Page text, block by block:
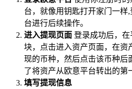
台，就像用钥匙打开家门一样
台进行后续操作。
进入提现页面 登录成功后，在
块，点击进入资产页面，在资
现的币种，然后点击该币种后
了将资产从欧意平台转出的第
填写提现信息